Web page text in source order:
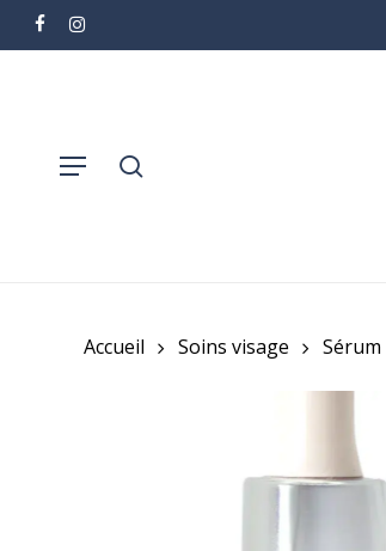
facebookinstagram
search
Menu
Accueil Soins visage Sérum